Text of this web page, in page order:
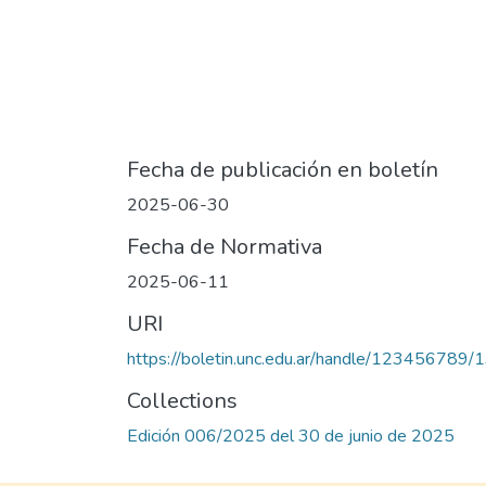
Fecha de publicación en boletín
2025-06-30
Fecha de Normativa
2025-06-11
URI
https://boletin.unc.edu.ar/handle/123456789/
Collections
Edición 006/2025 del 30 de junio de 2025